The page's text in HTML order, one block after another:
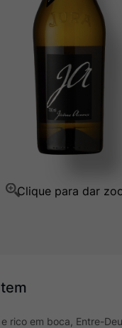
rico em boca, Entre-
Sacrum